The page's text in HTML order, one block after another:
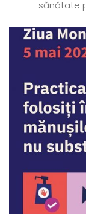
sănătate